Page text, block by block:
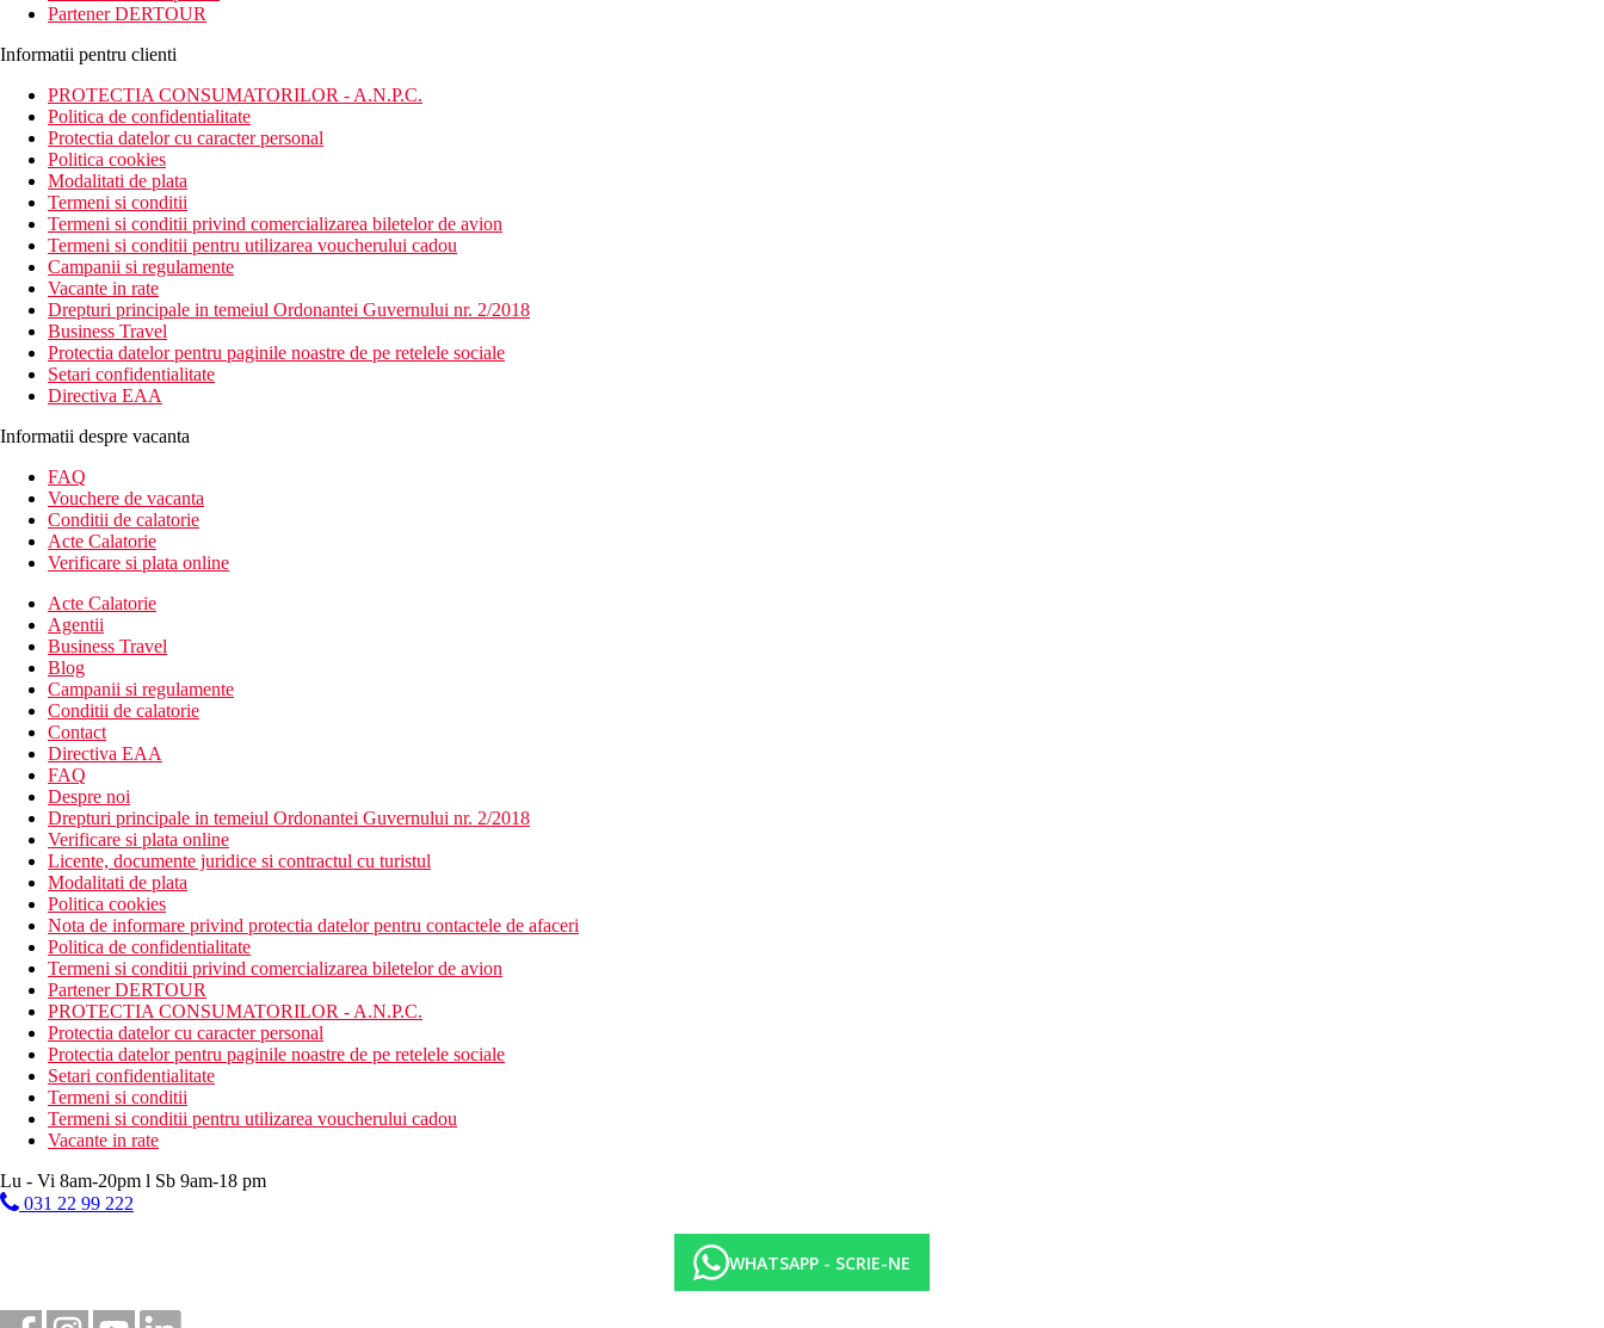
Partener DERTOUR
Informatii pentru clienti
PROTECTIA CONSUMATORILOR - A.N.P.C.
Politica de confidentialitate
Protectia datelor cu caracter personal
Politica cookies
Modalitati de plata
Termeni si conditii
Termeni si conditii privind comercializarea biletelor de avion
Termeni si conditii pentru utilizarea voucherului cadou
Campanii si regulamente
Vacante in rate
Drepturi principale in temeiul Ordonantei Guvernului nr. 2/2018
Business Travel
Protectia datelor pentru paginile noastre de pe retelele sociale
Setari confidentialitate
Directiva EAA
Informatii despre vacanta
FAQ
Vouchere de vacanta
Conditii de calatorie
Acte Calatorie
Verificare si plata online
Acte Calatorie
Agentii
Business Travel
Blog
Campanii si regulamente
Conditii de calatorie
Contact
Directiva EAA
FAQ
Despre noi
Drepturi principale in temeiul Ordonantei Guvernului nr. 2/2018
Verificare si plata online
Licente, documente juridice si contractul cu turistul
Modalitati de plata
Politica cookies
Nota de informare privind protectia datelor pentru contactele de afaceri
Politica de confidentialitate
Termeni si conditii privind comercializarea biletelor de avion
Partener DERTOUR
PROTECTIA CONSUMATORILOR - A.N.P.C.
Protectia datelor cu caracter personal
Protectia datelor pentru paginile noastre de pe retelele sociale
Setari confidentialitate
Termeni si conditii
Termeni si conditii pentru utilizarea voucherului cadou
Vacante in rate
Lu - Vi 8am-20pm l Sb 9am-18 pm
031 22 99 222
WHATSAPP - SCRIE-NE